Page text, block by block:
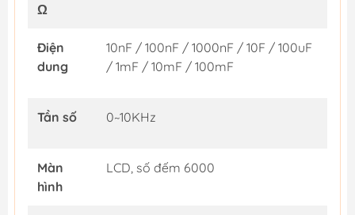
Ω
Điện
dung
10nF / 100nF / 1000nF / 10F / 100uF
/ 1mF / 10mF / 100mF
Tần số 0~10KHz
Màn
hình
LCD, số đếm 6000